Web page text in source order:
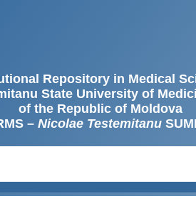
Repository in Medical
State University of
of the Republic of Moldova
– Nicolae Testemitanu